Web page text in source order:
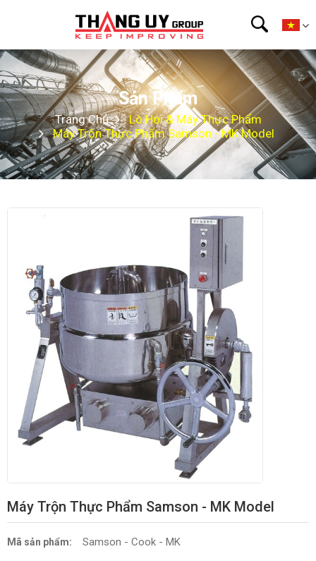
Sản Phẩm
Trang Chủ
Lò Hơi & Máy Thực Phẩm
Máy Trộn Thực Phẩm Samson - MK Model
Máy Trộn Thực Phẩm Samson - MK Model
Mã sản phẩm: Samson - Cook - MK